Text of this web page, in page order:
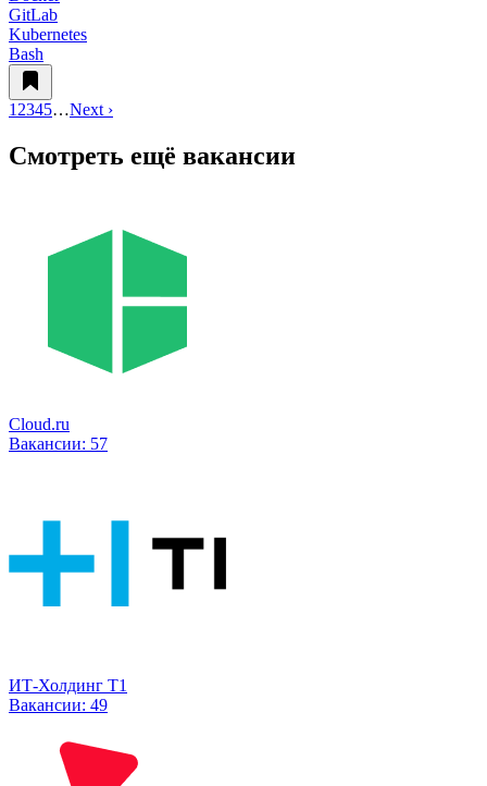
GitLab
Kubernetes
Bash
1 2345…Next ›
Смотреть ещё вакансии
Cloud.ru
Вакансии: 57
ИТ-Холдинг Т1
Вакансии: 49